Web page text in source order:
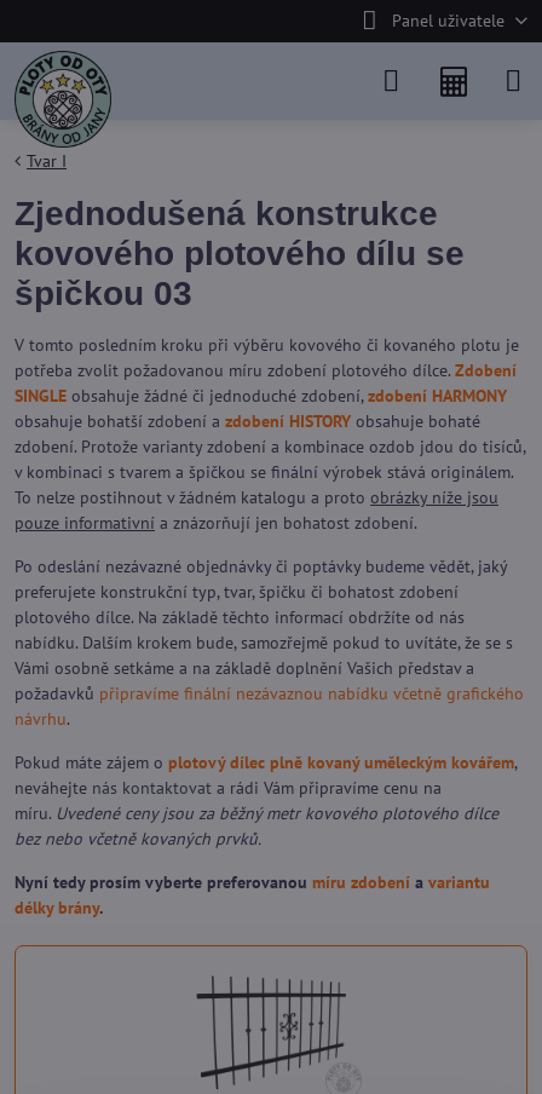
Panel uživatele
Tvar I
Zjednodušená konstrukce
kovového plotového dílu se
špičkou 03
V tomto posledním kroku při výběru kovového či kovaného plotu je
potřeba zvolit požadovanou míru zdobení plotového dílce. Zdobení
SINGLE obsahuje žádné či jednoduché zdobení,zdobení HARMONY
obsahuje bohatší zdobení a zdobení HISTORY obsahuje bohaté
zdobení. Protože varianty zdobení a kombinace ozdob jdou do tisíců,
v kombinaci s tvarem a špičkou se finální výrobek stává originálem.
To nelze postihnout v žádném katalogu a proto obrázky níže jsou
pouze informativní a znázorňují jen bohatost zdobení.
Po odeslání nezávazné objednávky či poptávky budeme vědět, jaký
preferujete konstrukční typ, tvar, špičku či bohatost zdobení
plotového dílce. Na základě těchto informací obdržíte od nás
nabídku. Dalším krokem bude, samozřejmě pokud to uvítáte, že se s
Vámi osobně setkáme a na základě doplnění Vašich představ a
požadavků připravíme finální nezávaznou nabídku včetně grafického
návrhu.
Pokud máte zájem o plotový dílec plně kovaný uměleckým kovářem,
neváhejte nás kontaktovat a rádi Vám připravíme cenu na
míru. Uvedené ceny jsou za běžný metr kovového plotového dílce
bez nebo včetně kovaných prvků.
Nyní tedy prosím vyberte preferovanou míru zdobení a variantu
délky brány.